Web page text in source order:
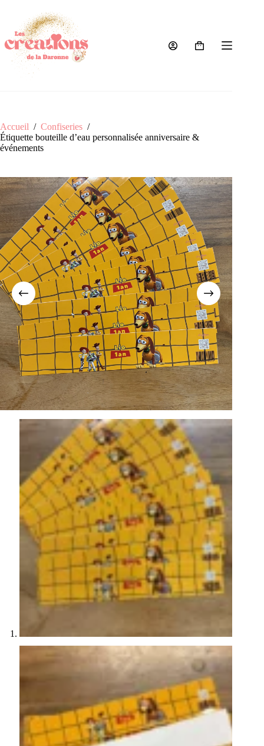
contenu
Panier
Accueil / Confiseries /
Étiquette bouteille d’eau personnalisée anniversaire &
événements